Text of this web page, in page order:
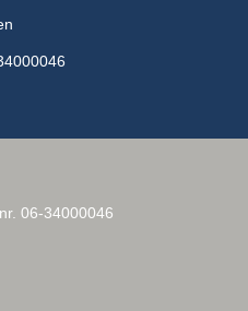
06-34000046